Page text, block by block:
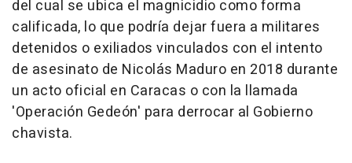
del cual se ubica el magnicidio como forma
calificada, lo que podría dejar fuera a militares
detenidos o exiliados vinculados con el intento
de asesinato de Nicolás Maduro en 2018 durante
un acto oficial en Caracas o con la llamada
'Operación Gedeón' para derrocar al Gobierno
chavista.